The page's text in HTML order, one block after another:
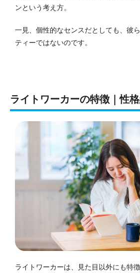
ンという考え方。
一見、個性的なセンスだとしても、彼
ティーではないのです。
ライトワーカーの特徴｜性
ライトワーカーは、見た目以外にも特徴